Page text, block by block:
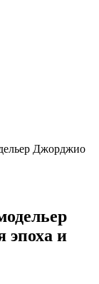
Джорджио
эпоха и